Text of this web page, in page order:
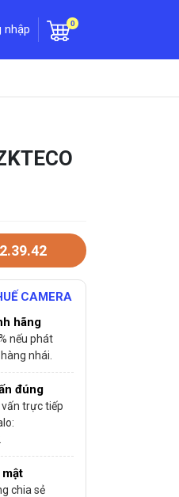
nhập 0
CAMERA
hãng
nếu phát
nhái.
đúng
trực tiếp
mật
chia sẻ